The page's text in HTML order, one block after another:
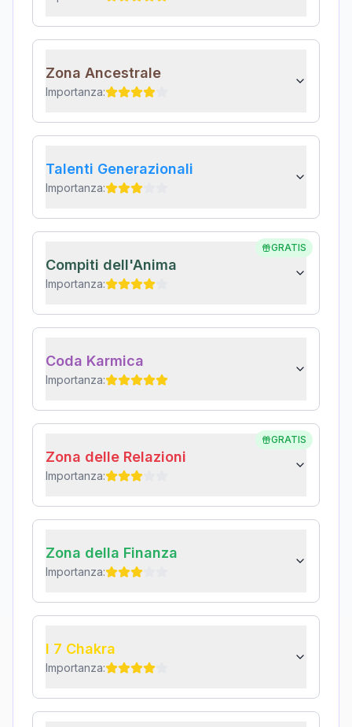
Zona Ancestrale
Importanza:
Talenti Generazionali
Importanza:
GRATIS
Compiti dell'Anima
Importanza:
Coda Karmica
Importanza:
GRATIS
Zona delle Relazioni
Importanza:
Zona della Finanza
Importanza:
I 7 Chakra
Importanza: